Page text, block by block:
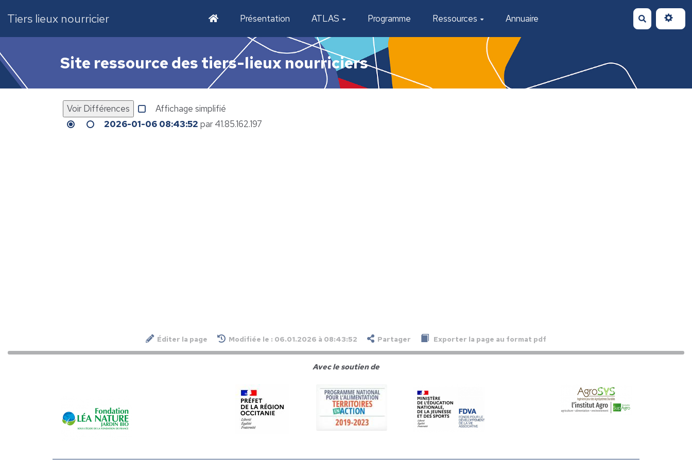
Tiers lieux nourricier Présentation ATLAS Programme Ressources Annuaire Rechercher
Site ressource des tiers-lieux nourriciers
Affichage simplifié
2026-01-06 08:43:52 par 41.85.162.197
Éditer la page Modifiée le : 06.01.2026 à 08:43:52 Partager Exporter la page au format pdf
Avec le soutien de